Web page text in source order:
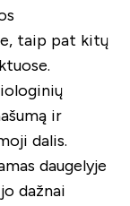
taip pat kitų
ir
dalis.
daugelyje
dažnai